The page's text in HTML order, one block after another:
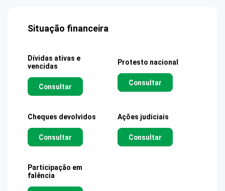
Situação financeira
Dívidas ativas e
vencidas
Consultar
Protesto nacional
Consultar
Cheques devolvidos
Consultar
Ações judiciais
Consultar
Participação em
falência